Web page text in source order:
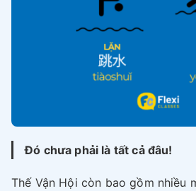
Đó chưa phải là tất cả đâu!
Thế Vận Hội còn bao gồm nhiều